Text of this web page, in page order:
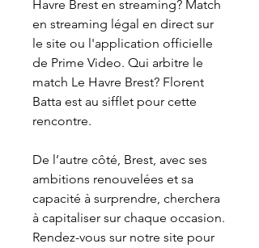
Havre Brest en streaming? Match
en streaming légal en direct sur
le site ou l'application officielle
de Prime Video. Qui arbitre le
match Le Havre Brest? Florent
Batta est au sifflet pour cette
rencontre.
De l’autre côté, Brest, avec ses
ambitions renouvelées et sa
capacité à surprendre, cherchera
à capitaliser sur chaque occasion.
Rendez-vous sur notre site pour